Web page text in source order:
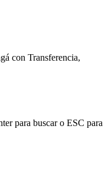
con Transferencia,
para buscar o ESC para